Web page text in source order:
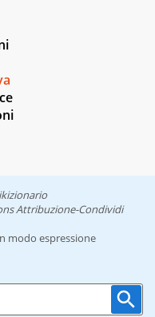
Attribuzione-Condividi
modo espressione